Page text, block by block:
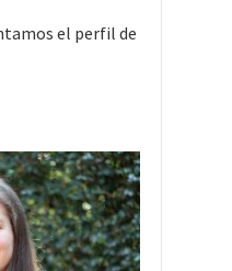
el perfil de